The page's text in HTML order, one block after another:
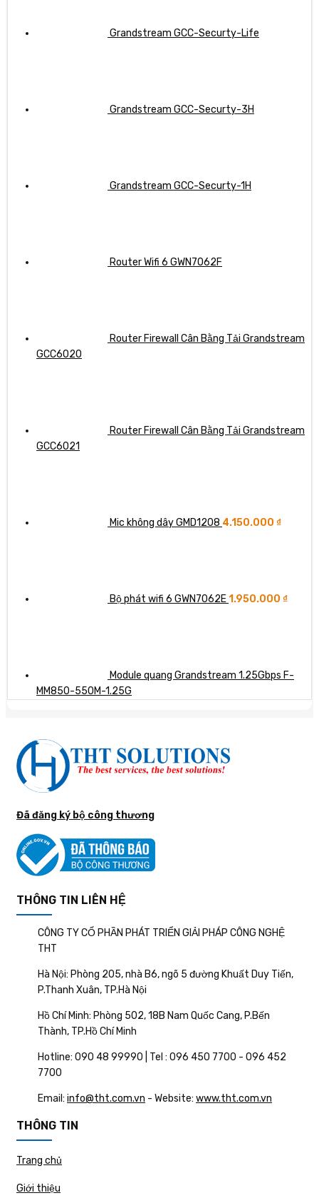
Grandstream GCC-Securty-Life
Grandstream GCC-Securty-3H
Grandstream GCC-Securty-1H
Router Wifi 6 GWN7062F
Router Firewall Cân Bằng Tải Grandstream
GCC6020
Router Firewall Cân Bằng Tải Grandstream
GCC6021
Mic không dây GMD1208 4.150.000 ₫
Bộ phát wifi 6 GWN7062E1.950.000 ₫
Module quang Grandstream 1.25Gbps F-
MM850-550M-1.25G
Đã đăng ký bộ công thương
THÔNG TIN LIÊN HỆ
CÔNG TY CỔ PHẦN PHÁT TRIỂN GIẢI PHÁP CÔNG NGHỆ
THT
Hà Nội: Phòng 205, nhà B6, ngõ 5 đường Khuất Duy Tiến,
P.Thanh Xuân, TP.Hà Nội
Hồ Chí Minh: Phòng 502, 18B Nam Quốc Cang, P.Bến
Thành, TP.Hồ Chí Minh
Hotline: 090 48 99990 | Tel : 096 450 7700 - 096 452
7700
Email: info@tht.com.vn - Website: www.tht.com.vn
THÔNG TIN
Trang chủ
Giới thiệu